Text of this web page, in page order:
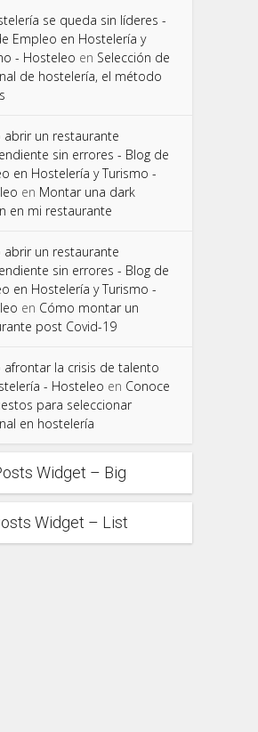
se queda sin líderes -
Empleo en Hostelería y
- Hosteleo en Selección de
de hostelería, el método
abrir un restaurante
sin errores - Blog de
en Hostelería y Turismo -
en Montar una dark
en mi restaurante
abrir un restaurante
sin errores - Blog de
en Hostelería y Turismo -
en Cómo montar un
post Covid-19
afrontar la crisis de talento
- Hosteleo en Conoce
para seleccionar
en hostelería
Widget – Big
Widget – List